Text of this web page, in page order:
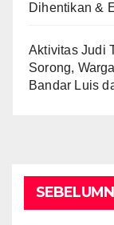
Dihentikan &
Aktivitas Judi
Sorong,
Bandar Luis